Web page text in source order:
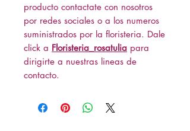
producto contactate con nosotros
por redes sociales o a los numeros
suministrados por la floristeria. Dale
click a Floristeria_rosatulia para
dirigirte a nuestras lineas de
contacto.